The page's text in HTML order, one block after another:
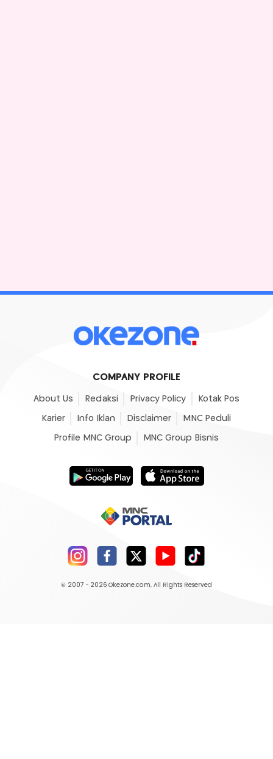
COMPANY PROFILE
About Us Redaksi Privacy Policy Kotak Pos
Karier Info Iklan Disclaimer MNC Peduli
Profile MNC Group MNC Group Bisnis
© 2007 - 2026 Okezone.com, All Rights Reserved